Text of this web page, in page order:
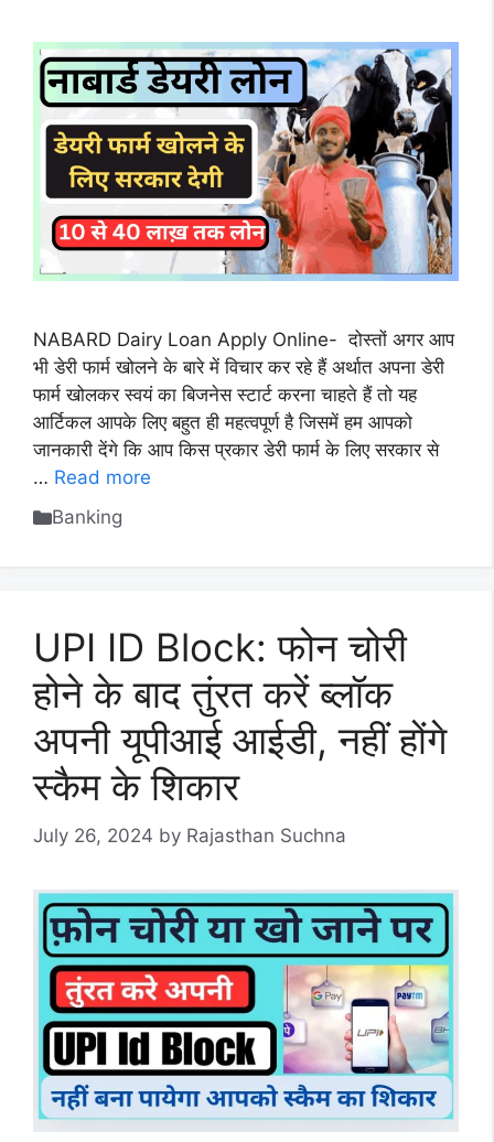
NABARD Dairy Loan Apply Online- दोस्तों अगर आप
भी डेरी फार्म खोलने के बारे में विचार कर रहे हैं अर्थात अपना डेरी
फार्म खोलकर स्वयं का बिजनेस स्टार्ट करना चाहते हैं तो यह
आर्टिकल आपके लिए बहुत ही महत्वपूर्ण है जिसमें हम आपको
जानकारी देंगे कि आप किस प्रकार डेरी फार्म के लिए सरकार से
… Read more
Categories
Banking
UPI ID Block: फोन चोरी
होने के बाद तुंरत करें ब्लॉक
अपनी यूपीआई आईडी, नहीं होंगे
स्कैम के शिकार
July 26, 2024 by Rajasthan Suchna